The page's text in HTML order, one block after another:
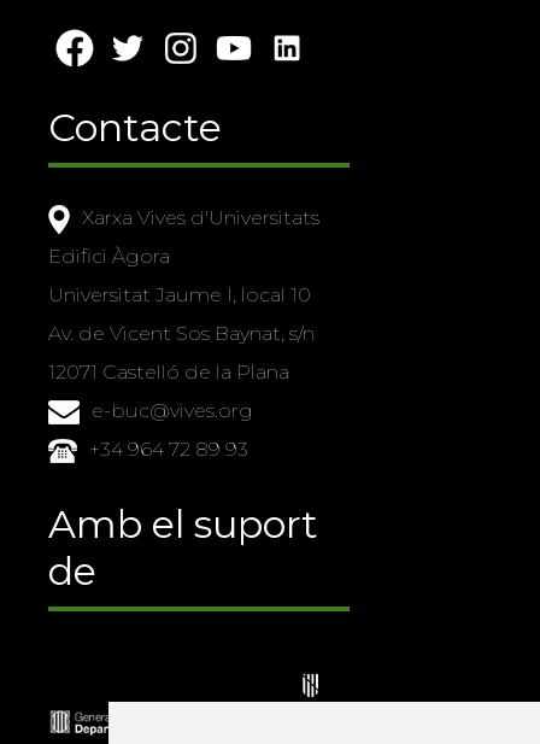
Contacte
Xarxa Vives d'Universitats
Edifici Àgora
Universitat Jaume I, local 10
Av. de Vicent Sos Baynat, s/n
12071 Castelló de la Plana
e-buc@vives.org
+34 964 72 89 93
Amb el suport
de